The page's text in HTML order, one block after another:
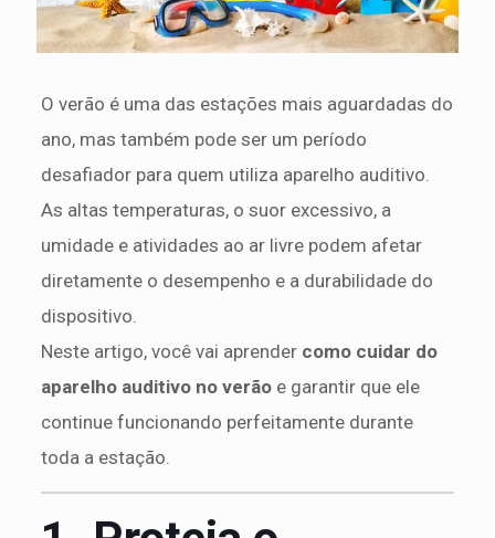
O verão é uma das estações mais aguardadas do
ano, mas também pode ser um período
desafiador para quem utiliza aparelho auditivo.
As altas temperaturas, o suor excessivo, a
umidade e atividades ao ar livre podem afetar
diretamente o desempenho e a durabilidade do
dispositivo.
Neste artigo, você vai aprender como cuidar do
aparelho auditivo no verãoe garantir que ele
continue funcionando perfeitamente durante
toda a estação.